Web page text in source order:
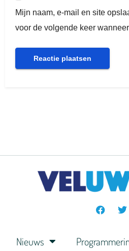
Mijn naam, e-mail en site
voor de volgende keer
Nieuws